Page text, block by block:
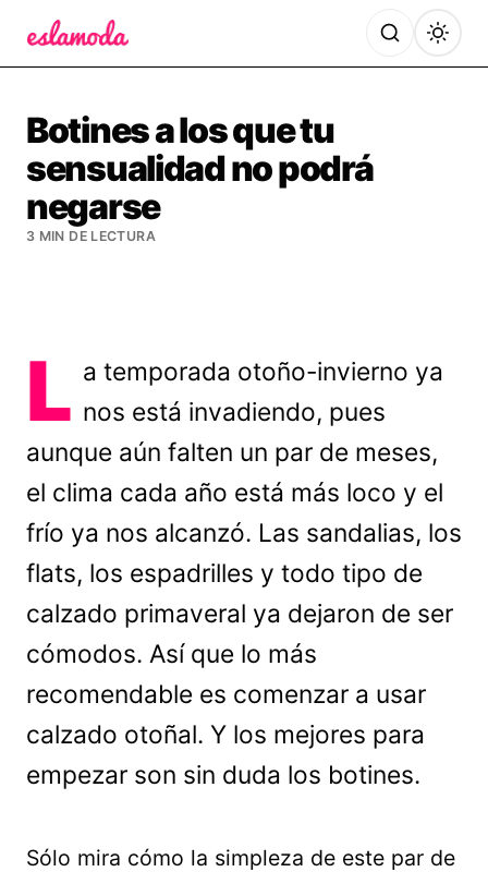
Botines a los que tu
sensualidad no podrá
negarse
3 MIN DE LECTURA
L a temporada otoño-invierno ya
nos está invadiendo, pues
aunque aún falten un par de meses,
el clima cada año está más loco y el
frío ya nos alcanzó. Las sandalias, los
flats, los espadrilles y todo tipo de
calzado primaveral ya dejaron de ser
cómodos. Así que lo más
recomendable es comenzar a usar
calzado otoñal. Y los mejores para
empezar son sin duda los botines.
Sólo mira cómo la simpleza de este par de